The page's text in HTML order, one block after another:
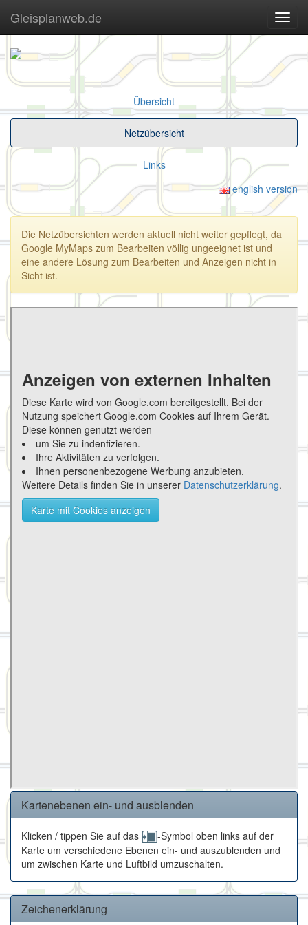
ein-/
Gleisplanweb.de
Übersicht
Netzübersicht
Links
english version
Die Netzübersichten werden aktuell nicht weiter gepflegt, da
Google MyMaps zum Bearbeiten völlig ungeeignet ist und
eine andere Lösung zum Bearbeiten und Anzeigen nicht in
Sicht ist.
Kartenebenen ein- und ausblenden
Klicken / tippen Sie auf das
-Symbol oben links auf der
Karte um verschiedene Ebenen ein- und auszublenden und
um zwischen Karte und Luftbild umzuschalten.
Zeichenerklärung